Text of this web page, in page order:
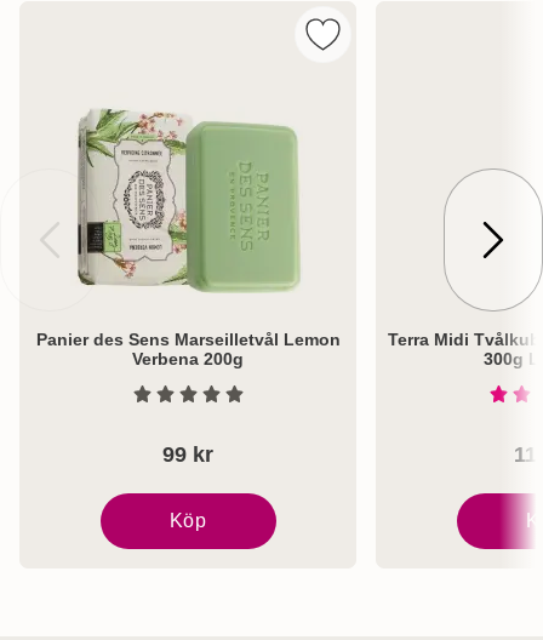
Panier des Sens Marseilletvål Lemon
Verbena 200g
Betyg: 0 Stjärnor av 5
99 kr
Köp
Panier des Sens Marseilletvål Lemon Verbena
Markera panier des
Terra Midi
300g
Terra